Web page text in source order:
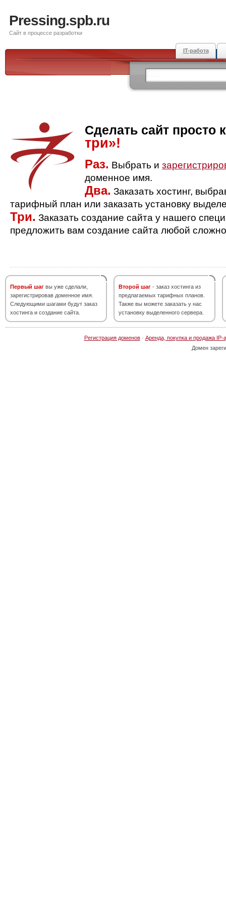
Pressing.spb.ru
Сайт в процессе разработки
IT-работа
Сделать сайт просто
три»!
Раз. Выбрать и
доменное имя.
Два. Заказать хостинг,
тарифный план или заказать установку
Три. Заказать создание сайта у нашего
предложить вам создание сайта любой
Первый шаг вы уже сделали,
зарегистрировав доменное имя.
Следующими шагами будут заказ
хостинга и создание сайта.
Второй шаг - заказ хостинга из
предлагаемых тарифных планов.
Также вы можете заказать у нас
установку выделенного сервера.
Регистрация доменов· Аренда, покупка и продажа IP-
Домен